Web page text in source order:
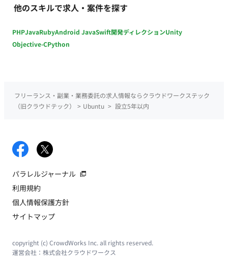
他のスキルで求人・案件を探す
PHPJavaRubyAndroid JavaSwift開発ディレクションUnity
Objective-CPython
フリーランス・副業・業務委託の求人情報ならクラウドワークステック
（旧クラウドテック）
> Ubuntu > 設立5年以内
パラレルジャーナル
利用規約
個人情報保護方針
サイトマップ
copyright (c) CrowdWorks Inc. all rights reserved.
運営会社： 株式会社クラウドワークス